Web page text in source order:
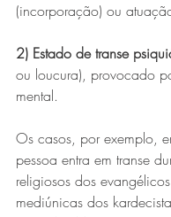
(incorporação) ou
2) Estado de transe
ou loucura), provocado
mental.
Os casos, por exemplo,
pessoa entra em transe
religiosos dos
mediúnicas dos